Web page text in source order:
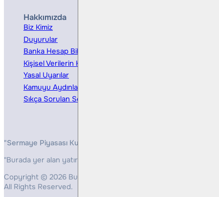
Hakkımızda
Biz Kimiz
Duyurular
Banka Hesap Bilgileri
Kişisel Verilerin Korunması
Yasal Uyarılar
Kamuyu Aydınlatma
Sıkça Sorulan Sorular
"Sermaye Piyasası Kurulunun, Yatırım Hizmetleri ve
"Burada yer alan yatırım bilgi, yorum ve tavsiyeleri yatırım
Copyright © 2026 Bulls Yatırım Menkul Değerler
All Rights Reserved.